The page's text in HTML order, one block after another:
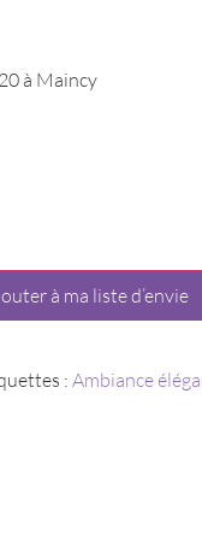
à Maincy
à ma liste d’envie
: Ambiance